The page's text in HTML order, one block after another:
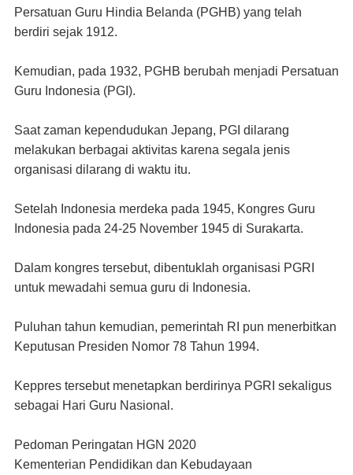
Persatuan Guru Hindia Belanda (PGHB) yang telah
berdiri sejak 1912.
Kemudian, pada 1932, PGHB berubah menjadi Persatuan
Guru Indonesia (PGI).
Saat zaman kependudukan Jepang, PGI dilarang
melakukan berbagai aktivitas karena segala jenis
organisasi dilarang di waktu itu.
Setelah Indonesia merdeka pada 1945, Kongres Guru
Indonesia pada 24-25 November 1945 di Surakarta.
Dalam kongres tersebut, dibentuklah organisasi PGRI
untuk mewadahi semua guru di Indonesia.
Puluhan tahun kemudian, pemerintah RI pun menerbitkan
Keputusan Presiden Nomor 78 Tahun 1994.
Keppres tersebut menetapkan berdirinya PGRI sekaligus
sebagai Hari Guru Nasional.
Pedoman Peringatan HGN 2020
Kementerian Pendidikan dan Kebudayaan